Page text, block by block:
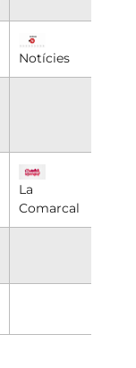
Notícies
La
Comarcal